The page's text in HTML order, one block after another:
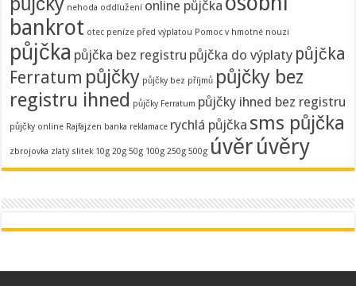
nehoda oddlužení online půjčka
bankrot otec peníze před výplatou Pomoc v hmotné nouzi
půjčka půjčka bez registru půjčka do výplaty půjčka
Ferratum půjčky půjčky bez příjmů půjčky bez
registru ihned půjčky Ferratum půjčky ihned bez registru
půjčky online Rajfajzen banka reklamace rychlá půjčka sms půjčka
zbrojovka zlatý slitek 10g 20g 50g 100g 250g 500g úvěrúvěry